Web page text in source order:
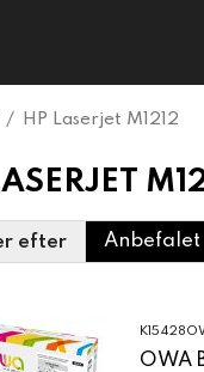
/ HP Laserjet M1212
efter
OWA